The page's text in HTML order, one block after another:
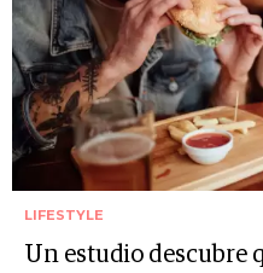
LIFESTYLE
Un estudio descubre